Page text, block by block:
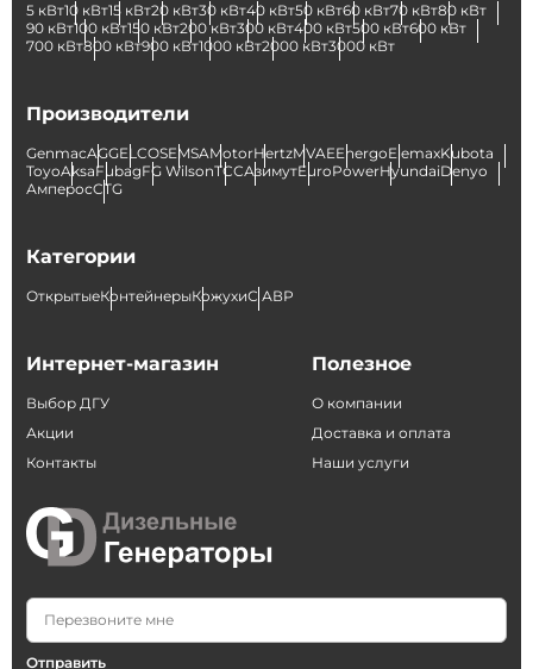
5 кВт10 кВт15 кВт20 кВт30 кВт40 кВт50 кВт60 кВт70 кВт80 кВт
90 кВт100 кВт150 кВт200 кВт300 кВт400 кВт500 кВт600 кВт
700 кВт800 кВт900 кВт1000 кВт2000 кВт3000 кВт
Производители
GenmacAGGELCOSEMSAMotorHertzMVAEEnergoElemaxKubota
ToyoAksaFubagFG WilsonТССАзимутEuroPowerHyundaiDenyo
АмперосCTG
Категории
ОткрытыеКонтейнерыКожухиС АВР
Интернет-магазин
Выбор ДГУ
Акции
Контакты
Отправить
Полезное
О компании
Доставка и оплата
Наши услуги